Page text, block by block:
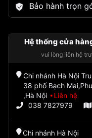
Bảo hành trọn
Hệ thống cửa
vui lòng liên hệ
Chi nhánh Hà Nội
38 phố Bạch
,Hà Nội
Liên hệ
038 7827979
Chi nhánh Hà Nội